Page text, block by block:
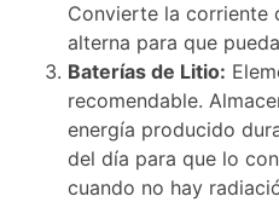
Convierte la corriente
alterna para que
Baterías de Litio:
recomendable.
energía producido
del día para que lo
cuando no hay